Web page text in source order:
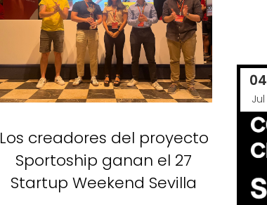
Los creadores del proyecto
Sportoship ganan el 27
Startup Weekend Sevilla
04
Jul